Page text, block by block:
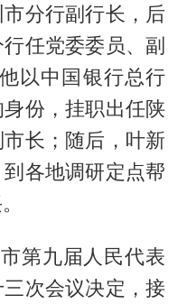
分行副行长，后
任党委委员、副
以中国银行总行
份，挂职出任陕
长；随后，叶新
各地调研定点帮
第九届人民代表
次会议决定，接